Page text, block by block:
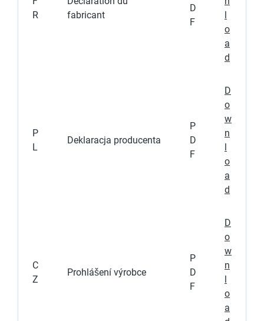
R
fabricant
D
F
l
o
a
d
P
L
Deklaracja producenta
P
D
F
D
o
w
n
l
o
a
d
C
Z
Prohlášení výrobce
P
D
F
D
o
w
n
l
o
a